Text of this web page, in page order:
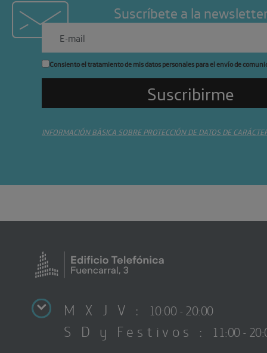
Suscríbete a la
Consiento el tratamiento de mis datos personales para el envío de
INFORMACIÓN BÁSICA SOBRE PROTECCIÓN DE DATOS DE
M X J V : 10:00 - 20:00
S D y Festivos : 11:00 -